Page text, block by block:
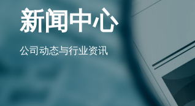
新闻中心
公司动态与行业资讯